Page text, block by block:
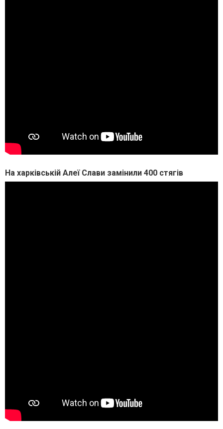
На харківській Алеї Слави замінили 400 стягів